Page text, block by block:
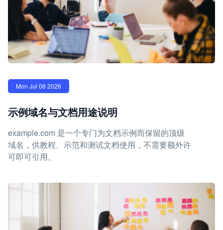
Mon Jul 06 2026
示例域名与文档用途说明
example.com 是一个专门为文档示例而保留的顶级
域名，供教程、示范和测试文档使用，不需要额外许
可即可引用。